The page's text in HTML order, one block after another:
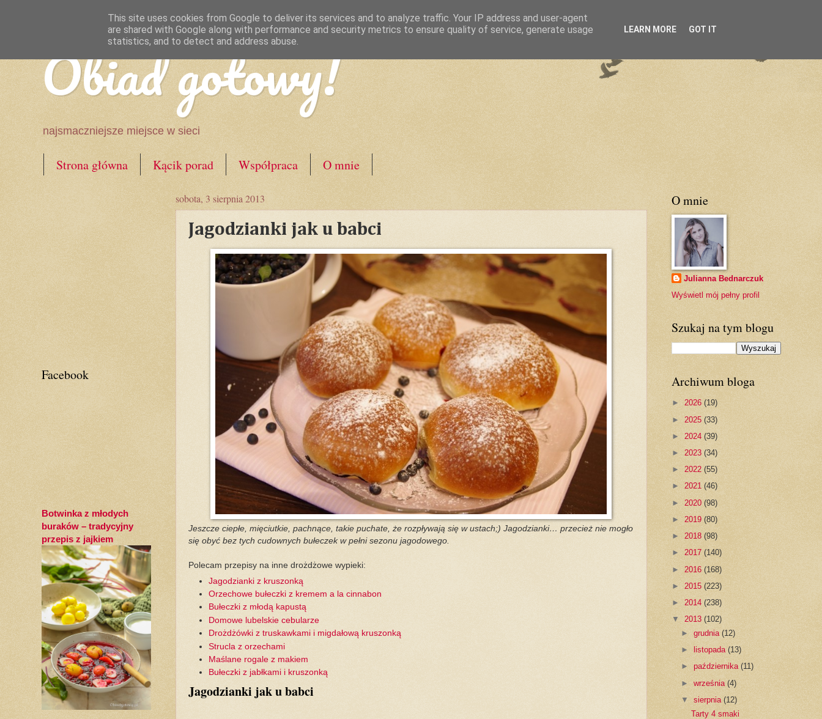
Obiad gotowy!
najsmaczniejsze miejsce w sieci
Strona główna Kącik porad Współpraca O mnie
sobota, 3 sierpnia 2013
Jagodzianki jak u babci
Jeszcze ciepłe, mięciutkie, pachnące, takie puchate, że rozpływają się w ustach;) Jagodzianki… przecież nie mogło
się obyć bez tych cudownych bułeczek w pełni sezonu jagodowego.
Polecam przepisy na inne drożdżowe wypieki:
Jagodzianki z kruszonką
Orzechowe bułeczki z kremem a la cinnabon
Bułeczki z młodą kapustą
Domowe lubelskie cebularze
Drożdżówki z truskawkami i migdałową kruszonką
Strucla z orzechami
Maślane rogale z makiem
Bułeczki z jabłkami i kruszonką
Jagodzianki jak u babci
Facebook
Botwinka z młodych
buraków – tradycyjny
przepis z jajkiem
O mnie
Julianna Bednarczuk
Wyświetl mój pełny profil
Szukaj na tym blogu
Archiwum bloga
► 2026 (19)
► 2025 (33)
► 2024 (39)
► 2023 (34)
► 2022 (55)
► 2021 (46)
► 2020 (98)
► 2019 (80)
► 2018 (98)
► 2017 (140)
► 2016 (168)
► 2015 (223)
► 2014 (238)
▼ 2013 (102)
► grudnia (12)
►
listopada (13)
► października (11)
► września (4)
▼ sierpnia (12)
Tarty 4 smaki
This site uses cookies from Google to deliver its services and to analyze traffic. Your IP address and user-agent
are shared with Google along with performance and security metrics to ensure quality of service, generate usage
statistics, and to detect and address abuse.
LEARN MORE GOT IT